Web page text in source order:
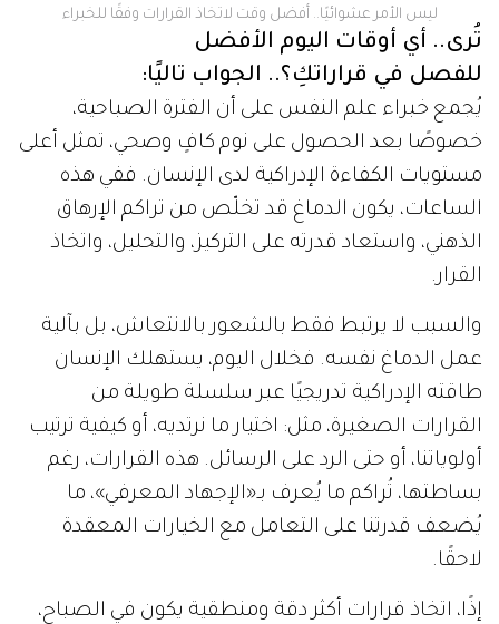
ليس الأمر عشوائيًا.. أفضل وقت لاتخاذ القرارات وفقًا للخبراء
تُرى.. أي أوقات اليوم الأفضل
للفصل في قراراتكِ؟.. الجواب تاليًا:
يُجمع خبراء علم النفس على أن الفترة الصباحية،
خصوصًا بعد الحصول على نوم كافٍ وصحي، تمثل أعلى
مستويات الكفاءة الإدراكية لدى الإنسان. ففي هذه
الساعات، يكون الدماغ قد تخلّص من تراكم الإرهاق
الذهني، واستعاد قدرته على التركيز، والتحليل، واتخاذ
القرار.
والسبب لا يرتبط فقط بالشعور بالانتعاش، بل بآلية
عمل الدماغ نفسه. فخلال اليوم، يستهلك الإنسان
طاقته الإدراكية تدريجيًا عبر سلسلة طويلة من
القرارات الصغيرة، مثل: اختيار ما نرتديه، أو كيفية ترتيب
أولوياتنا، أو حتى الرد على الرسائل. هذه القرارات، رغم
بساطتها، تُراكم ما يُعرف بـ«الإجهاد المعرفي»، ما
يُضعف قدرتنا على التعامل مع الخيارات المعقدة
لاحقًا.
إذًا، اتخاذ قرارات أكثر دقة ومنطقية يكون في الصباح،